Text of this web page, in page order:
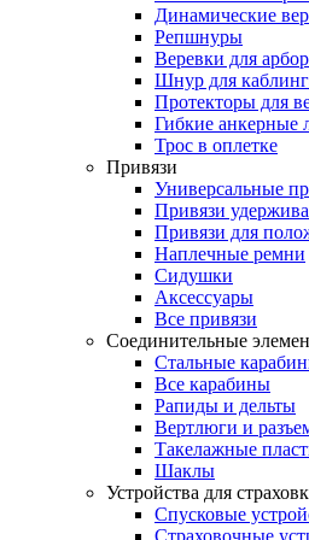
Динамические
Репшнуры
Веревки для
Шнур для
Протекторы для
Гибкие анкерные
Трос в оплетке
Привязи
Универсальные
Привязи
Привязи для
Наплечные ремни
Сидушки
Аксессуары
Все привязи
Соединительные
Стальные
Все карабины
Рапиды и дельты
Вертлюги и
Такелажные
Шаклы
Устройства для
Спусковые
Страховочные